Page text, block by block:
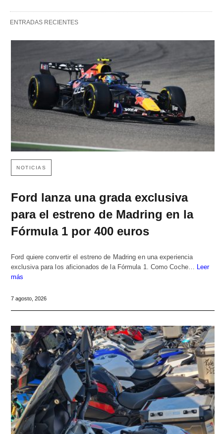
ENTRADAS RECIENTES
NOTICIAS
Ford lanza una grada exclusiva
para el estreno de Madring en la
Fórmula 1 por 400 euros
Ford quiere convertir el estreno de Madring en una experiencia
exclusiva para los aficionados de la Fórmula 1. Como Coche… Leer
más
7 agosto, 2026